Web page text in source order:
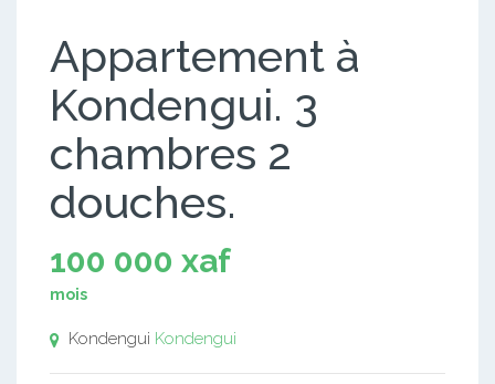
Appartement à
Kondengui. 3
chambres 2
douches.
100 000 xaf
mois
Kondengui Kondengui